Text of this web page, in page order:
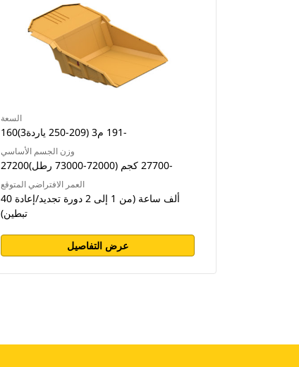
السعة
160‏-191 م3 (209-250 ياردة3)
وزن الجسم الأساسي
27200‏-27700 كجم (72000-73000 رطل)
العمر الافتراضي المتوقع
40 ألف ساعة (من 1 إلى 2 دورة تجديد/إعادة
تبطين)
عرض التفاصيل